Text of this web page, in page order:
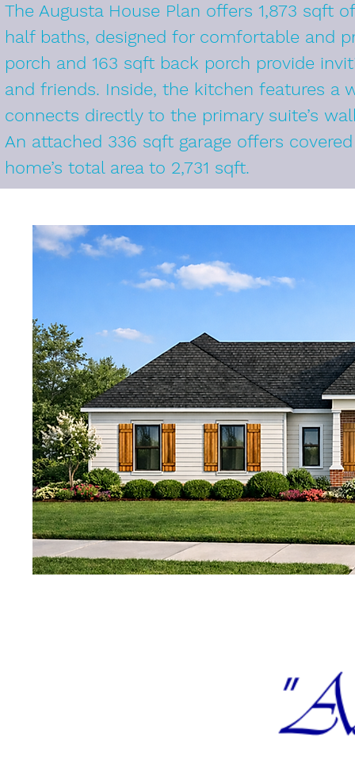
The Augusta House Plan offers 1,873 sqft
half baths, designed for comfortable and
porch and 163 sqft back porch provide
and friends. Inside, the kitchen features a
connects directly to the primary suite’s
An attached 336 sqft garage offers
home’s total area to 2,731 sqft.